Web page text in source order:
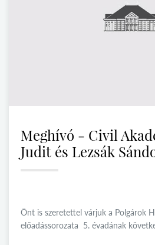
Meghívó - Civil
Judit és Lezsák
Önt is szeretettel várjuk a Polgárok
előadássorozata 5. évadának